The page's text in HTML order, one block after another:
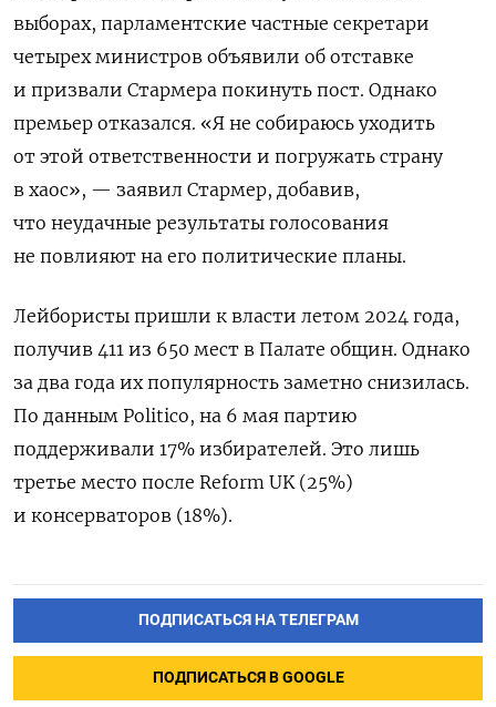
выборах, парламентские частные секретари
четырех министров объявили об отставке
и призвали Стармера покинуть пост. Однако
премьер отказался. «Я не собираюсь уходить
от этой ответственности и погружать страну
в хаос», — заявил Стармер, добавив,
что неудачные результаты голосования
не повлияют на его политические планы.
Лейбористы пришли к власти летом 2024 года,
получив 411 из 650 мест в Палате общин. Однако
за два года их популярность заметно снизилась.
По данным Politico, на 6 мая партию
поддерживали 17% избирателей. Это лишь
третье место после Reform UK (25%)
и консерваторов (18%).
ПОДПИСАТЬСЯ НА ТЕЛЕГРАМ
ПОДПИСАТЬСЯ В GOOGLE